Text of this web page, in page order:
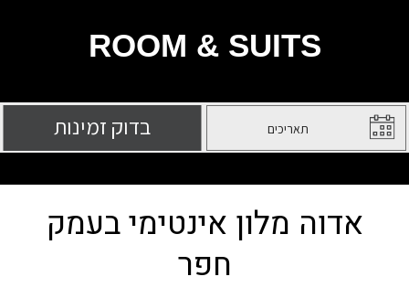
ROOM & SUITS
אדוה מלון אינטימי בעמק
חפר